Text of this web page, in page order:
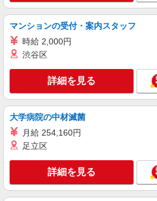
※月給250,000円 （2
給260,000円、賞与
3,540,000円※月給
東京都港区南青
キープ
東京美装興業株式会社 東京第一支店
月給24万円〜30万
例※32歳、事務歴2年
※月給250,000円 （2
給260,000円、賞与
3,540,000円※月給
東京都港区六本
派遣社員
株式会社パソナ・東京キャリアセンター/
マンションの受付・案内スタッフ
時給 2,000円
渋谷区
詳細を見る
大学病院の中材滅菌
月給 254,160円
足立区
詳細を見る